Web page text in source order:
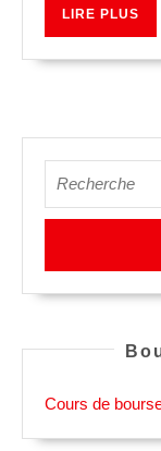
LIRE PLUS
for:
Cours de